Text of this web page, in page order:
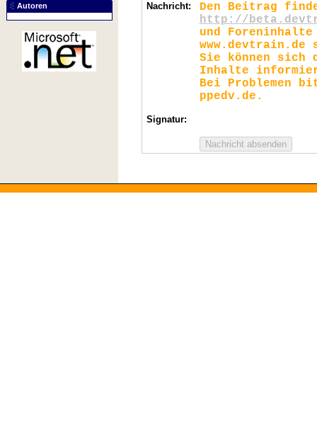
Autoren
Nachricht:
Den Beitrag
http://
und
Sie können
Inhalte
Bei Problemen
ppedv.de.
Signatur: